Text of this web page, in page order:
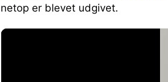
netop er blevet udgivet.